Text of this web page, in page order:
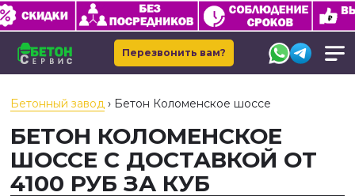
Перезвонить вам?
Бетонный завод › Бетон Коломенское шоссе
БЕТОН КОЛОМЕНСКОЕ
ШОССЕ С ДОСТАВКОЙ ОТ
4100 РУБ ЗА КУБ